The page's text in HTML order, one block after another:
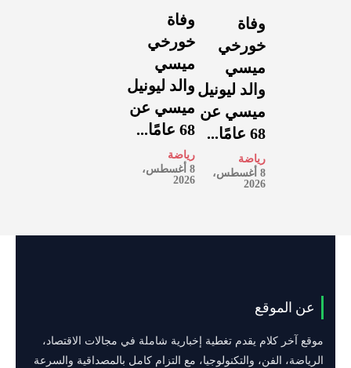
وفاة
خورخي
ميسي
والد ليونيل
ميسي عن
68 عامًا...
رياضة
8 أغسطس،
2026
وفاة
خورخي
ميسي
والد ليونيل
ميسي عن
68 عامًا...
رياضة
8 أغسطس،
2026
عن الموقع
موقع آخر كلام يقدم تغطية إخبارية شاملة في مجالات الاقتصاد،
الرياضة، الفن، والتكنولوجيا، مع التزام كامل بالمصداقية والسرعة